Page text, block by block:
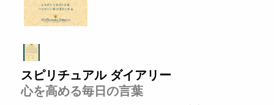
スピリチュアル ダイアリー
心を高める毎日の言葉